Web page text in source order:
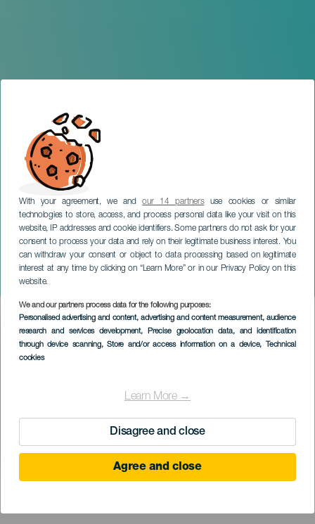
With your agreement, we andour 14 partnersuse cookies or similar
technologies to store, access, and process personal data like your visit on this
website, IP addresses and cookie identifiers. Some partners do not ask for your
consent to process your data and rely on their legitimate business interest. You
can withdraw your consent or object to data processing based on legitimate
interest at any time by clicking on “Learn More” or in our Privacy Policy on this
website.
We and our partners process data for the following purposes:
Personalised advertising and content, advertising and content measurement, audience
research and services development, Precise geolocation data, and identification
through device scanning, Store and/or access information on a device, Technical
cookies
Learn More →
Disagree and close
Agree and close
Famtàstic: Gasztronómiai
Művészetek éjszakái
GRAN CANARIA
Imagen
Listado